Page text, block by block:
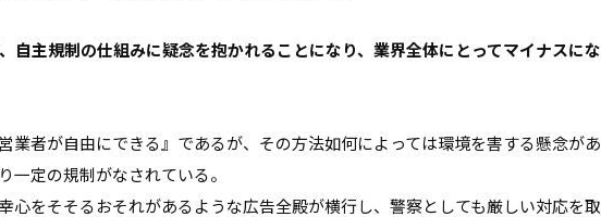
自主規制の仕組みに疑念を抱かれることになり、業界全体にとってマイナスにな
業者が自由にできる』であるが、その方法如何によっては環境を害する懸念があ
一定の規制がなされている。
心をそそるおそれがあるような広告全殿が横行し、警察としても厳しい対応を取